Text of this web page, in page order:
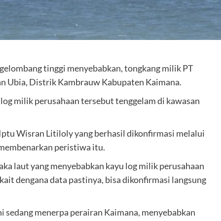
tinggi menyebabkan, tongkang milik PT
Ubia, Distrik Kambrauw Kabupaten Kaimana.
milik perusahaan tersebut tenggelam di kawasan
Wisran Litiloly yang berhasil dikonfirmasi melalui
peristiwa itu.
laut yang menyebabkan kayu log milik perusahaan
dengana data pastinya, bisa dikonfirmasi langsung
menerpa perairan Kaimana, menyebabkan